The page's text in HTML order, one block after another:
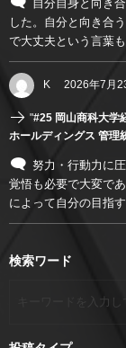
自分自身と向き
した。自分と向き合
で大丈夫という言葉
K 2026年7月
"#25 岡山商科大学
ホールディングス 管理
努力・行動力に
覚悟も必要で大変で
によって自分の目指
検索ワード